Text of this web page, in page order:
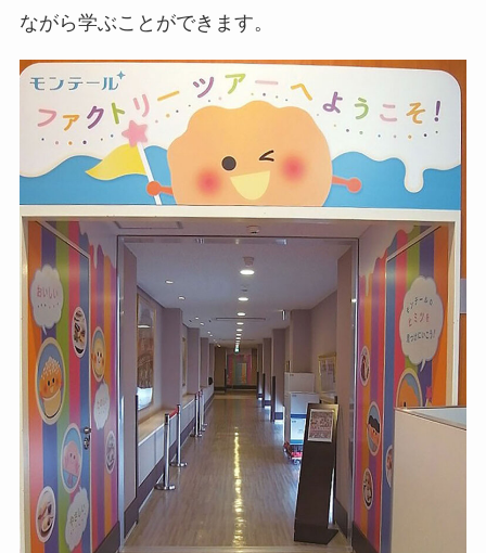
ながら学ぶことができます。